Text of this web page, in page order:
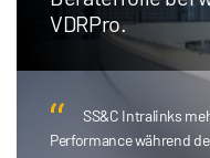
einsetzen.
AI Redaction hat einen transformativen Effekt gehabt …
niemand in meinem